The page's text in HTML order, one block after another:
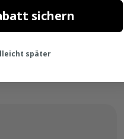
sichern
später